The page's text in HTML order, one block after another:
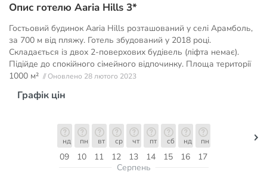
Опис готелю Aaria Hills 3*
Гостьовий будинок Aaria Hills розташований у селі Арамболь,
за 700 м від пляжу. Готель збудований у 2018 році.
Складається із двох 2-поверхових будівель (ліфта немає).
Підійде до спокійного сімейного відпочинку. Площа території
1000 м² // Оновлено 28 лютого 2023
Графік цін
09
нд
10
пн
11
вт
12
ср
13
чт
14
пт
15
сб
16
нд
17
пн
Серпень